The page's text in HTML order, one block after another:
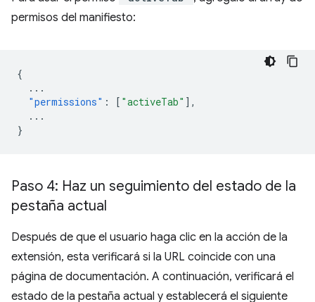
permisos del manifiesto:
{
...
"permissions" : [ "activeTab" ],
...
}
Paso 4: Haz un seguimiento del estado de la
pestaña actual
Después de que el usuario haga clic en la acción de la
extensión, esta verificará si la URL coincide con una
página de documentación. A continuación, verificará el
estado de la pestaña actual y establecerá el siguiente